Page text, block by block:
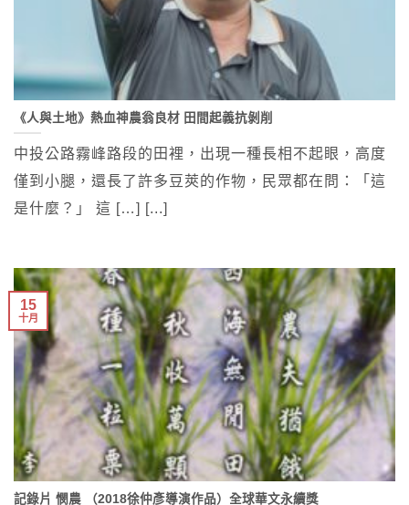
《人與土地》熱血神農翁良材 田間起義抗剝削
中投公路霧峰路段的田裡，出現一種長相不起眼，高度
僅到小腿，還長了許多豆莢的作物，民眾都在問：「這
是什麼？」 這 […] [...]
記錄片 憫農 （2018徐仲彥導演作品）全球華文永續獎
15
十月